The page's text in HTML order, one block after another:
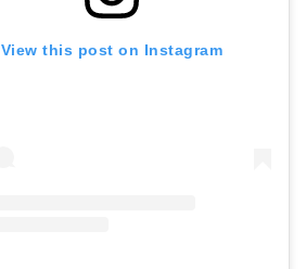
View this post on Instagram